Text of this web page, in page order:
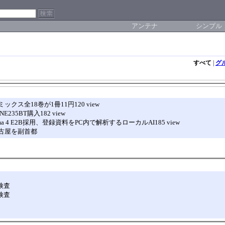
アンテナ シンプル
すべて グ
ックス全18巻が1冊11円120 view
購入182 view
E2B採用、登録資料をPC内で解析するローカルAI185 view
屋を副首都
査
査